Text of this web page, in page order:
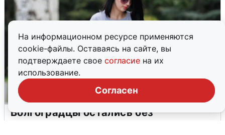
На информационном ресурсе применяются
cookie-файлы. Оставаясь на сайте, вы
подтверждаете свое согласие на их
использование.
Согласен
Волгоградцы остались без